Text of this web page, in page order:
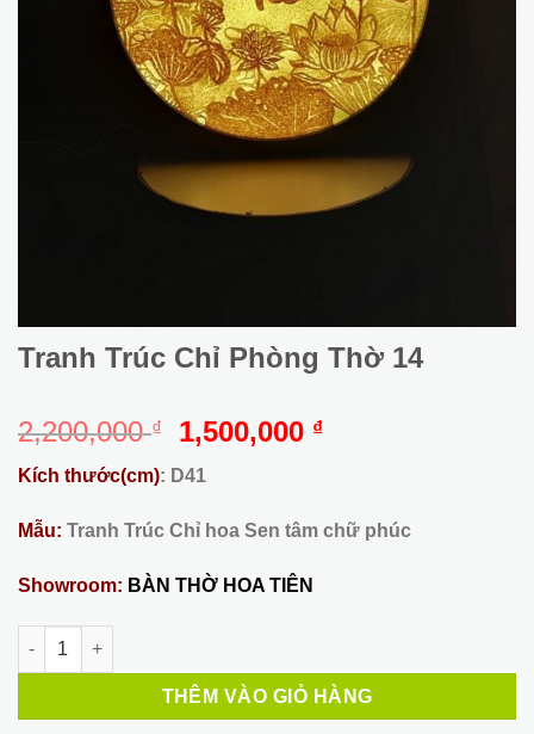
Tranh Trúc Chỉ Phòng Thờ 14
2,200,000₫
Giá
là:
2,200,000 ₫.
1,500,000 ₫Giá
là:
1,500,000 ₫.
Kích thước(cm): D41
Mẫu: Tranh Trúc Chỉ hoa Sen tâm chữ phúc
Showroom: BÀN THỜ HOA TIÊN
Tranh Trúc Chỉ Phòng Thờ 14 số lượng
THÊM VÀO GIỎ HÀNG